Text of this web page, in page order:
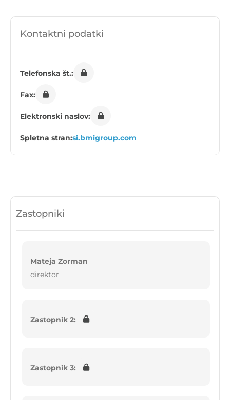
Kontaktni podatki
Telefonska št.:
Fax:
Elektronski naslov:
Spletna stran:si.bmigroup.com
Zastopniki
Mateja Zorman
direktor
Zastopnik 2:
Zastopnik 3: